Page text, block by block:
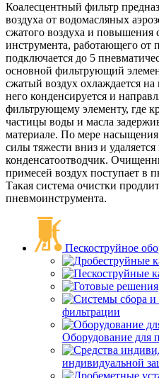
Коалесцентный фильтр
воздуха от водомасляных
сжатого воздуха и повышения
инструмента, работающего от
подключается до 5
основной фильтрующий
сжатый воздух охлаждается на
него конденсируется и
фильтрующему элементу, где
частицы воды и масла
материале. По мере насыщения
силы тяжести вниз и удаляется
конденсатоотводчик.
примесей воздух поступает в
Такая система очистки
пневмоинструмента.
Пескоструйное
фильтрации
Оборудование для
индивидуальной